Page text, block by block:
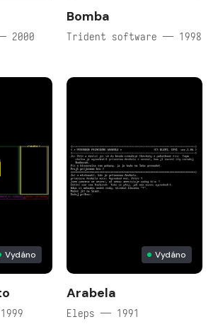
2000
Bomba
Trident software — 1998
Vydáno Vydáno
Arabela
Eleps — 1991